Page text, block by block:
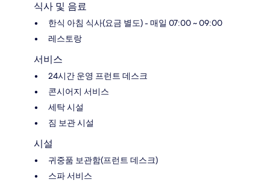
식사 및 음료
한식 아침 식사(요금 별도) - 매일 07:00 ~ 09:00
레스토랑
서비스
24시간 운영 프런트 데스크
콘시어지 서비스
세탁 시설
짐 보관 시설
시설
귀중품 보관함(프런트 데스크)
스파 서비스